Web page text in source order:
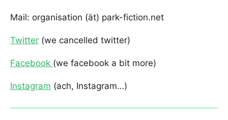
Mail: organisation (ät) park-fiction.net
Twitter (we cancelled twitter)
Facebook (we facebook a bit more)
Instagram (ach, Instagram…)